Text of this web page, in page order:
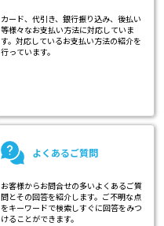
カード、代引き、銀行振り込み、後払い
等様々なお支払い方法に対応していま
す。対応しているお支払い方法の紹介を
行っています。
よくあるご質問
お客様からお問合せの多いよくあるご質
問とその回答を紹介します。ご不明な点
をキーワードで検索しすぐに回答をみつ
けることができます。